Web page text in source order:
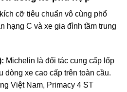
cỡ tiêu chuẩn vô cùng phổ
hạng C và xe gia đình tầm trung
Michelin là đối tác cung cấp lốp
dòng xe cao cấp trên toàn cầu.
Việt Nam, Primacy 4 ST